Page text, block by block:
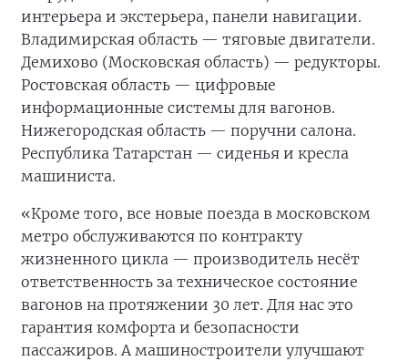
интерьера и экстерьера, панели навигации.
Владимирская область — тяговые двигатели.
Демихово (Московская область) — редукторы.
Ростовская область — цифровые
информационные системы для вагонов.
Нижегородская область — поручни салона.
Республика Татарстан — сиденья и кресла
машиниста.
«Кроме того, все новые поезда в московском
метро обслуживаются по контракту
жизненного цикла — производитель несёт
ответственность за техническое состояние
вагонов на протяжении 30 лет. Для нас это
гарантия комфорта и безопасности
пассажиров. А машиностроители улучшают